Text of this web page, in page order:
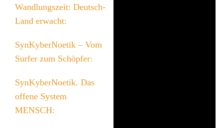
Wandlungszeit: Deutsch-
Land erwacht:
SynKyberNoetik – Vom
Surfer zum Schöpfer:
SynKyberNoetik. Das
offene System
MENSCH: